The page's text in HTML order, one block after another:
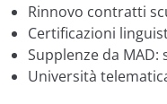
Rinnovo contratti
Certificazioni
Supplenze da MAD:
Università